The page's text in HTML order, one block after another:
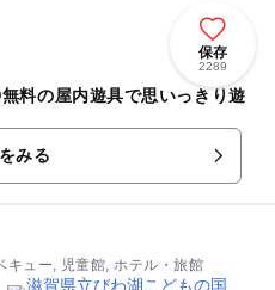
保存
2289
料の屋内遊具で思いっきり遊
みる
キュー, 児童館, ホテル・旅館